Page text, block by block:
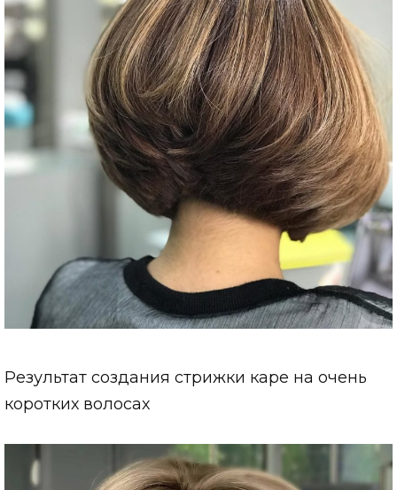
Результат создания стрижки каре на очень
коротких волосах